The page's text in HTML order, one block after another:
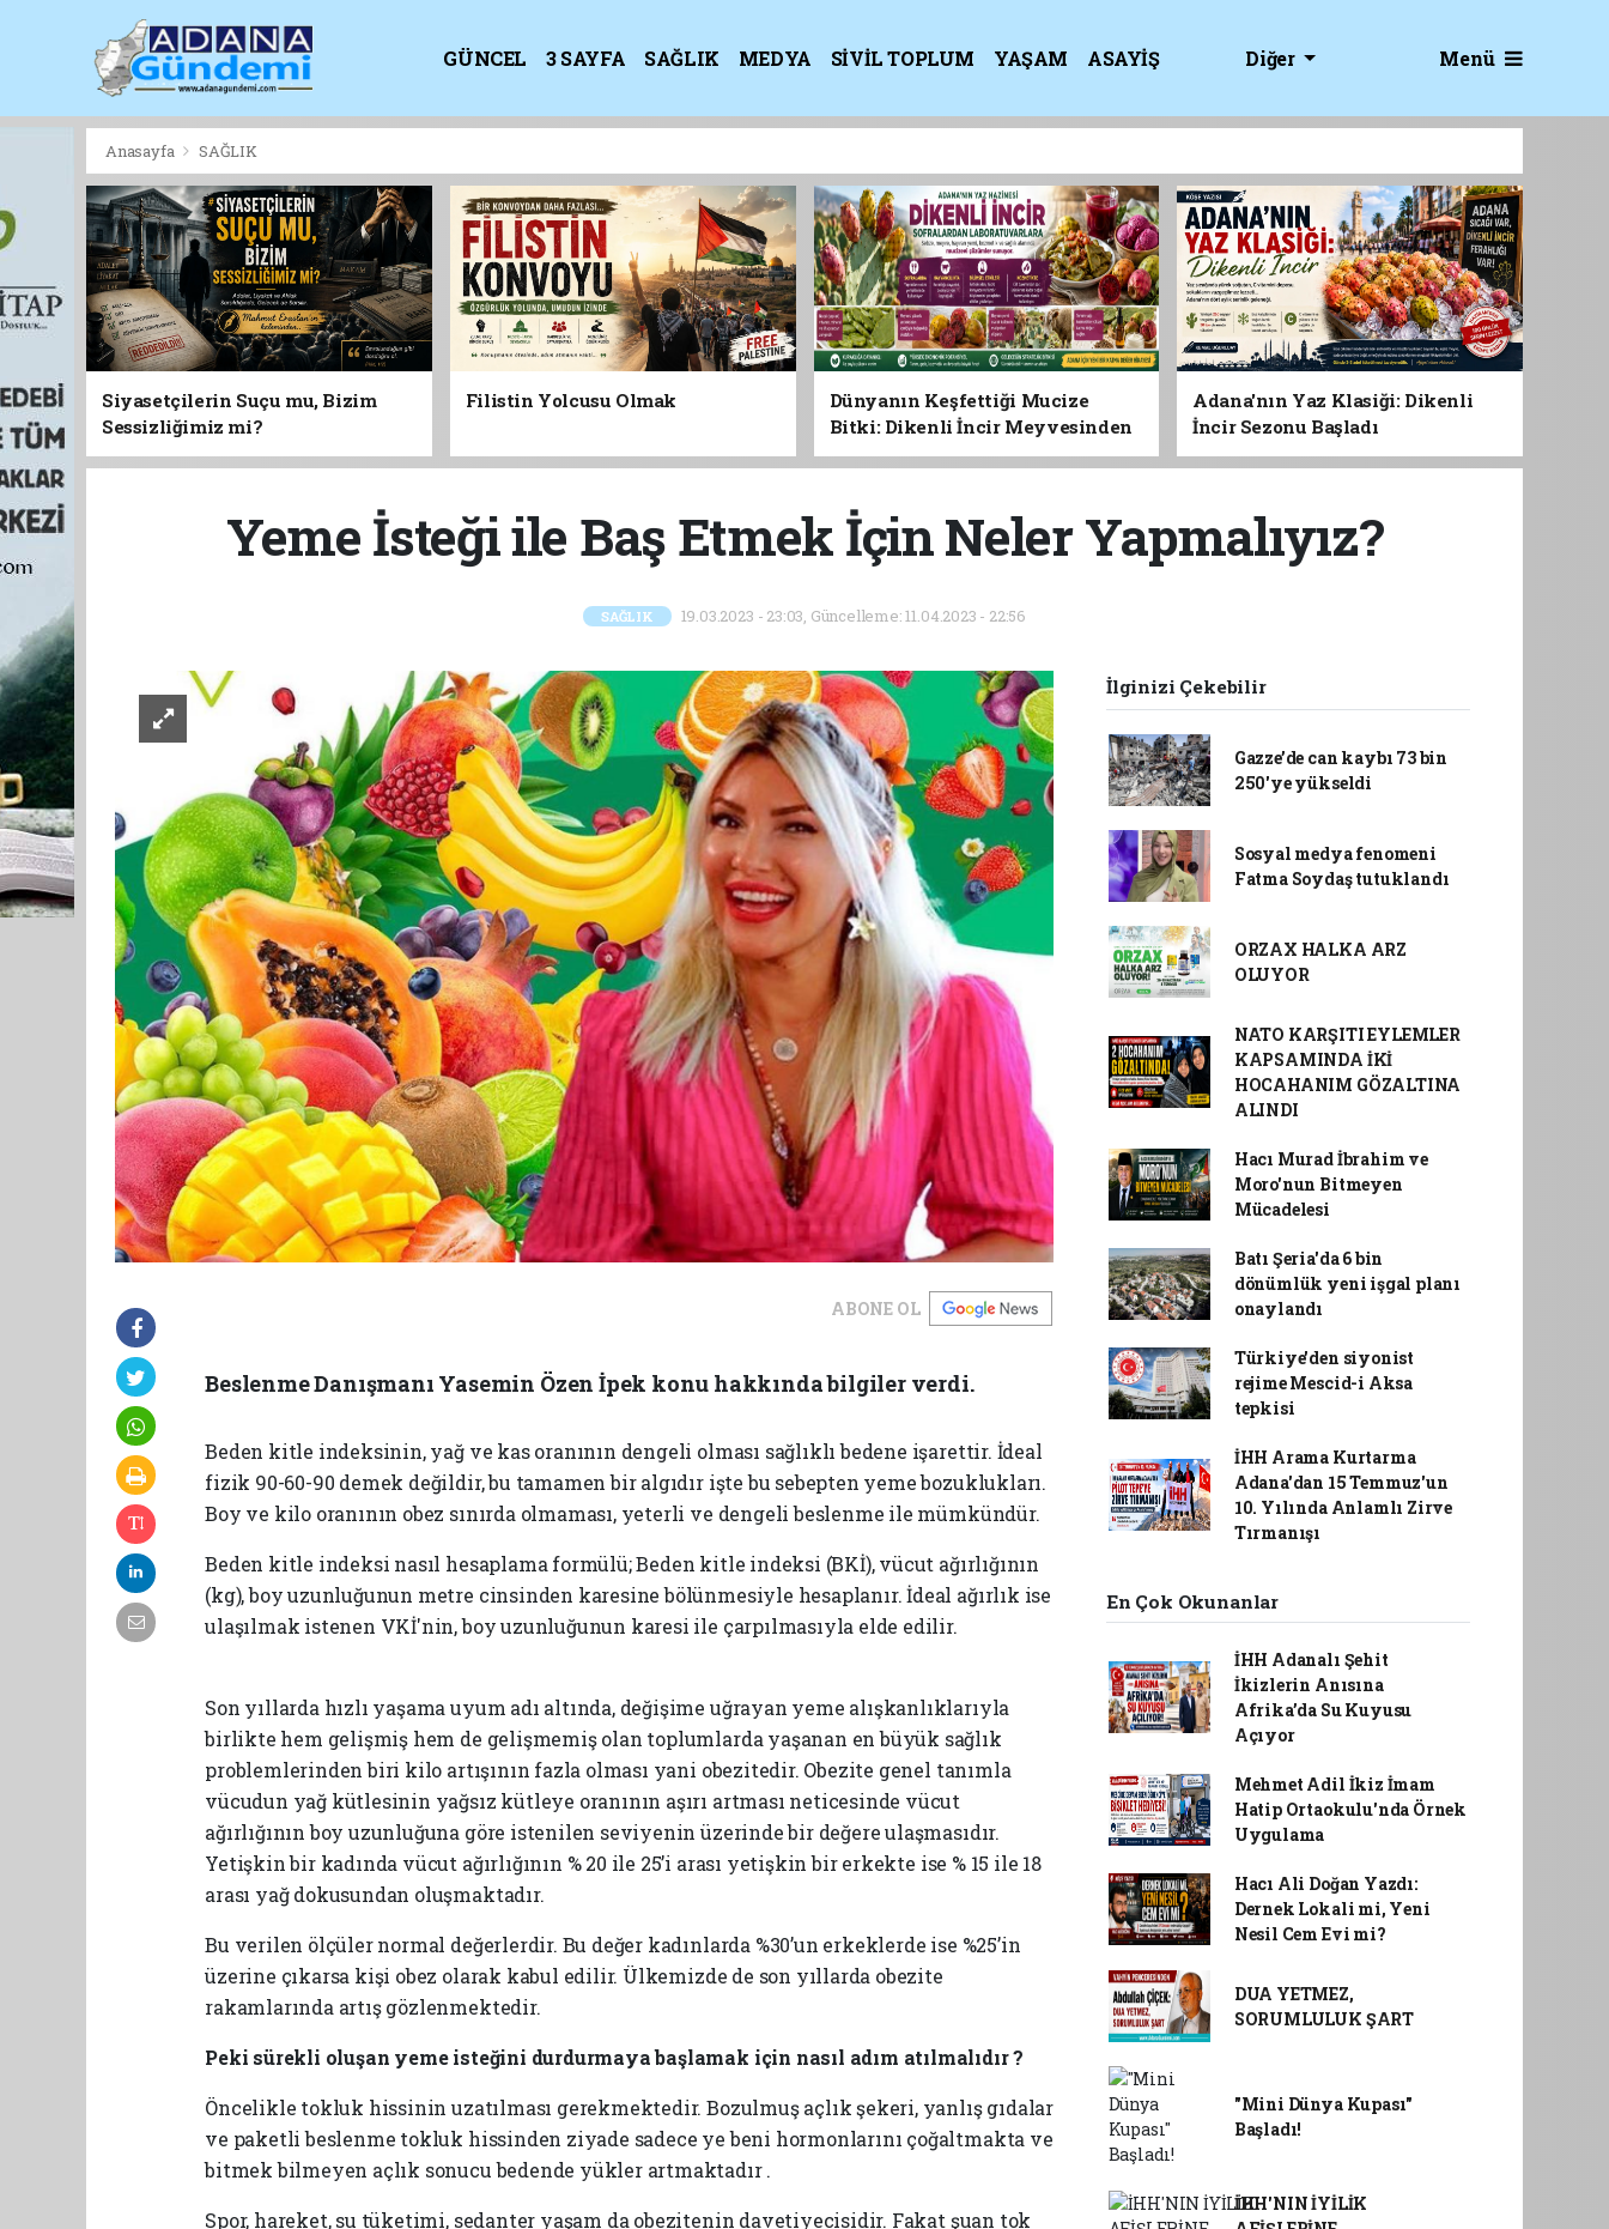
GÜNCEL 3 SAYFA SAĞLIK MEDYA SİVİL TOPLUM YAŞAM
ASAYİŞ
Diğer Menü
Anasayfa SAĞLIK
Siyasetçilerin Suçu mu, Bizim
Sessizliğimiz mi?
Filistin Yolcusu Olmak
Dünyanın Keşfettiği Mucize
Bitki: Dikenli İncir Meyvesinden
Yaprağına Geleceğin Süper Gıdası
Adana'nın Yaz Klasiği: Dikenli
İncir Sezonu Başladı
Yeme İsteği ile Baş Etmek İçin Neler Yapmalıyız?
SAĞLIK 19.03.2023 - 23:03, Güncelleme: 11.04.2023 - 22:56
ABONE OL
Beslenme Danışmanı Yasemin Özen İpek konu hakkında bilgiler verdi.
Beden kitle indeksinin, yağ ve kas oranının dengeli olması sağlıklı bedene işarettir. İdeal
fizik 90-60-90 demek değildir, bu tamamen bir algıdır işte bu sebepten yeme bozuklukları.
Boy ve kilo oranının obez sınırda olmaması, yeterli ve dengeli beslenme ile mümkündür.
Beden kitle indeksi nasıl hesaplama formülü; Beden kitle indeksi (BKİ), vücut ağırlığının
(kg), boy uzunluğunun metre cinsinden karesine bölünmesiyle hesaplanır. İdeal ağırlık ise
ulaşılmak istenen VKİ'nin, boy uzunluğunun karesi ile çarpılmasıyla elde edilir.
Son yıllarda hızlı yaşama uyum adı altında, değişime uğrayan yeme alışkanlıklarıyla
birlikte hem gelişmiş hem de gelişmemiş olan toplumlarda yaşanan en büyük sağlık
problemlerinden biri kilo artışının fazla olması yani obezitedir. Obezite genel tanımla
vücudun yağ kütlesinin yağsız kütleye oranının aşırı artması neticesinde vücut
ağırlığının boy uzunluğuna göre istenilen seviyenin üzerinde bir değere ulaşmasıdır.
Yetişkin bir kadında vücut ağırlığının % 20 ile 25’i arası yetişkin bir erkekte ise % 15 ile 18
arası yağ dokusundan oluşmaktadır.
Bu verilen ölçüler normal değerlerdir. Bu değer kadınlarda %30’un erkeklerde ise %25’in
üzerine çıkarsa kişi obez olarak kabul edilir. Ülkemizde de son yıllarda obezite
rakamlarında artış gözlenmektedir.
Peki sürekli oluşan yeme isteğini durdurmaya başlamak için nasıl adım atılmalıdır ?
Öncelikle tokluk hissinin uzatılması gerekmektedir. Bozulmuş açlık şekeri, yanlış gıdalar
ve paketli beslenme tokluk hissinden ziyade sadece ye beni hormonlarını çoğaltmakta ve
bitmek bilmeyen açlık sonucu bedende yükler artmaktadır .
Spor, hareket, su tüketimi, sedanter yaşam da obezitenin davetiyecisidir. Fakat şuan tok
İlginizi Çekebilir
Gazze’de can kaybı 73 bin
250'ye yükseldi
Sosyal medya fenomeni
Fatma Soydaş tutuklandı
ORZAX HALKA ARZ
OLUYOR
NATO KARŞITI EYLEMLER
KAPSAMINDA İKİ
HOCAHANIM GÖZALTINA
ALINDI
Hacı Murad İbrahim ve
Moro'nun Bitmeyen
Mücadelesi
Batı Şeria'da 6 bin
dönümlük yeni işgal planı
onaylandı
Türkiye'den siyonist
rejime Mescid-i Aksa
tepkisi
İHH Arama Kurtarma
Adana'dan 15 Temmuz'un
10. Yılında Anlamlı Zirve
Tırmanışı
En Çok Okunanlar
İHH Adanalı Şehit
İkizlerin Anısına
Afrika’da Su Kuyusu
Açıyor
Mehmet Adil İkiz İmam
Hatip Ortaokulu'nda Örnek
Uygulama
Hacı Ali Doğan Yazdı:
Dernek Lokali mi, Yeni
Nesil Cem Evi mi?
DUA YETMEZ,
SORUMLULUK ŞART
"Mini Dünya Kupası"
Başladı!
İHH'NIN İYİLİK